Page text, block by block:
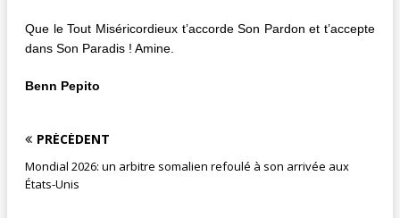
Que le Tout Miséricordieux t’accorde Son Pardon et t’accepte
dans Son Paradis ! Amine.
Benn Pepito
PRÉCÉDENT
Mondial 2026: un arbitre somalien refoulé à son arrivée aux
États-Unis